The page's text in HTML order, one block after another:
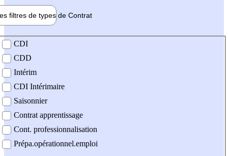
filtres de types de Contrat
contrat
CDI
CDD
Intérim
CDI Intérimaire
Saisonnier
Contrat apprentissage
Cont. professionnalisation
Prépa.opérationnel.emploi